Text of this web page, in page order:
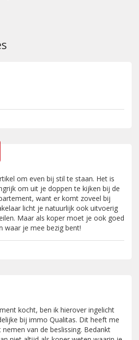
om even bij stil te staan. Het is
om uit je doppen te kijken bij de
want er komt zoveel bij
licht je natuurlijk ook uitvoerig
Maar als koper moet je ook goed
waar je mee bezig bent!
kocht, ben ik hierover ingelicht
bij immo Qualitas. Dit heeft me
van de beslissing. Bedankt